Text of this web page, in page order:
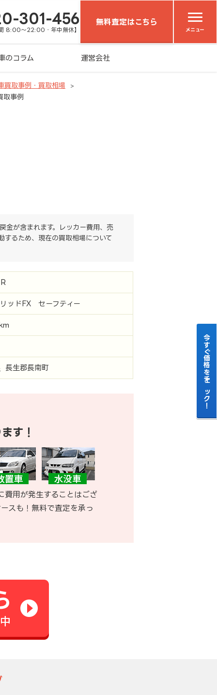
301-456
8:00～22:00・年中無休】
無料査定はこちら
メニュー
のコラム 運営会社
買取事例・買取相場
事例
金が含まれます。レッカー費用、売
するため、現在の買取相場について
ッドFX セーフティー
長生郡長南町
す！
費用が発生することはござ
スも！無料で査定を承っ
今すぐ価格をチェック！